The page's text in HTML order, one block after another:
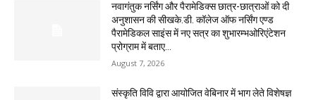
नवागंतुक नर्सिंग और पैरामेडिक्स छात्र-छात्राओं को दी
अनुशासन की सीखके.डी. कॉलेज ऑफ नर्सिंग एण्ड
पैरामेडिकल साइंस में नए सत्र का शुभारम्भओरिएंटेशन
प्रोग्राम में बताए...
August 7, 2026
संस्कृति विवि द्वारा आयोजित वेबिनार में भाग लेते विशेषज्ञ